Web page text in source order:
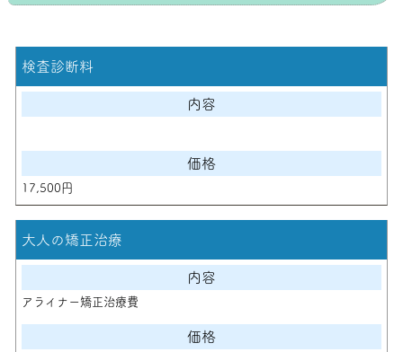
検査診断料
17,500円
大人の矯正治療
アライナー矯正治療費